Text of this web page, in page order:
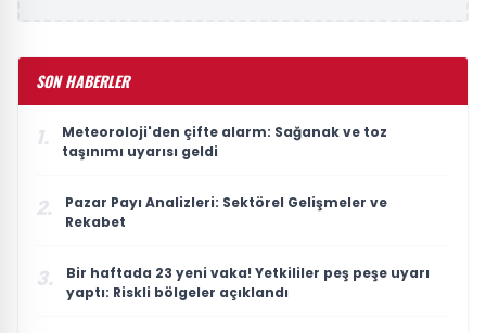
SON HABERLER
1.
Meteoroloji'den çifte alarm: Sağanak ve toz
taşınımı uyarısı geldi
2.
Pazar Payı Analizleri: Sektörel Gelişmeler ve
Rekabet
3.
Bir haftada 23 yeni vaka! Yetkililer peş peşe uyarı
yaptı: Riskli bölgeler açıklandı